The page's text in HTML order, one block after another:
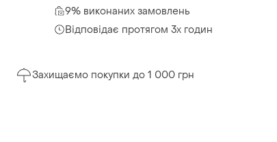
9% виконаних замовлень
Відповідає протягом 3х годин
Захищаємо покупки до 1 000 грн